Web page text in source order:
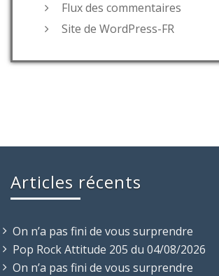
Flux des commentaires
Site de WordPress-FR
Articles récents
On n’a pas fini de vous surprendre
Pop Rock Attitude 205 du 04/08/2026
On n’a pas fini de vous surprendre